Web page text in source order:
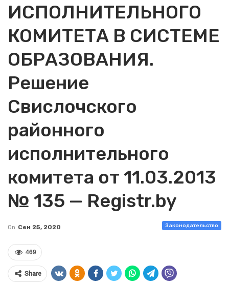
ИСПОЛНИТЕЛЬНОГО
КОМИТЕТА В СИСТЕМЕ
ОБРАЗОВАНИЯ.
Решение
Свислочского
районного
исполнительного
комитета от 11.03.2013
№ 135 — Registr.by
Законодательство
On Сен 25, 2020
469
Share